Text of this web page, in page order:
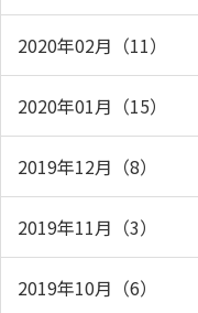
2020年02月（11）
2020年01月（15）
2019年12月（8）
2019年11月（3）
2019年10月（6）